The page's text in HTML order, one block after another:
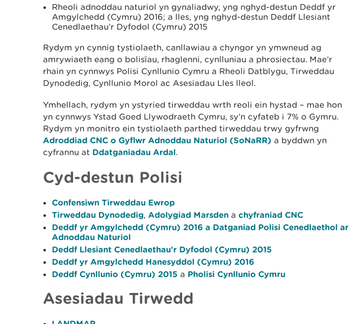
Rheoli adnoddau naturiol yn gynaliadwy, yng nghyd-destun Deddf yr
Amgylchedd (Cymru) 2016; a lles, yng nghyd-destun Deddf Llesiant
Cenedlaethau’r Dyfodol (Cymru) 2015
Rydym yn cynnig tystiolaeth, canllawiau a chyngor yn ymwneud ag
amrywiaeth eang o bolisïau, rhaglenni, cynlluniau a phrosiectau. Mae’r
rhain yn cynnwys Polisi Cynllunio Cymru a Rheoli Datblygu, Tirweddau
Dynodedig, Cynllunio Morol ac Asesiadau Lles lleol.
Ymhellach, rydym yn ystyried tirweddau wrth reoli ein hystad – mae hon
yn cynnwys Ystad Goed Llywodraeth Cymru, sy’n cyfateb i 7% o Gymru.
Rydym yn monitro ein tystiolaeth parthed tirweddau trwy gyfrwng
Adroddiad CNC o Gyflwr Adnoddau Naturiol (SoNaRR) a byddwn yn
cyfrannu at Ddatganiadau Ardal.
Cyd-destun Polisi
Confensiwn Tirweddau Ewrop
Tirweddau Dynodedig, Adolygiad Marsden a chyfraniad CNC
Deddf yr Amgylchedd (Cymru) 2016 a Datganiad Polisi Cenedlaethol ar
Adnoddau Naturiol
Deddf Llesiant Cenedlaethau’r Dyfodol (Cymru) 2015
Deddf yr Amgylchedd Hanesyddol (Cymru) 2016
Deddf Cynllunio (Cymru) 2015 a Pholisi Cynllunio Cymru
Asesiadau Tirwedd